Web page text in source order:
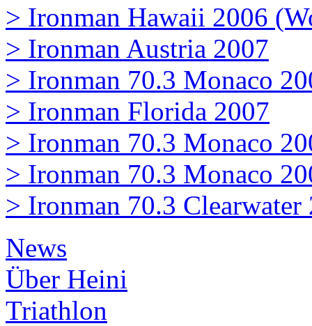
> Ironman Hawaii 2006
> Ironman Austria 2007
> Ironman 70.3 Monaco
> Ironman Florida 2007
> Ironman 70.3 Monaco
> Ironman 70.3 Monaco
> Ironman 70.3
News
Über Heini
Triathlon